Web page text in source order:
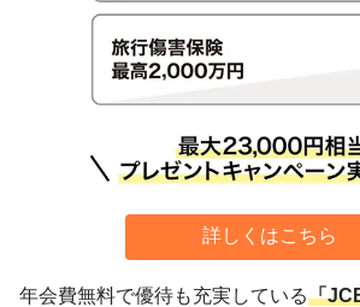
詳しくはこちら
年会費無料で優待も充実している「